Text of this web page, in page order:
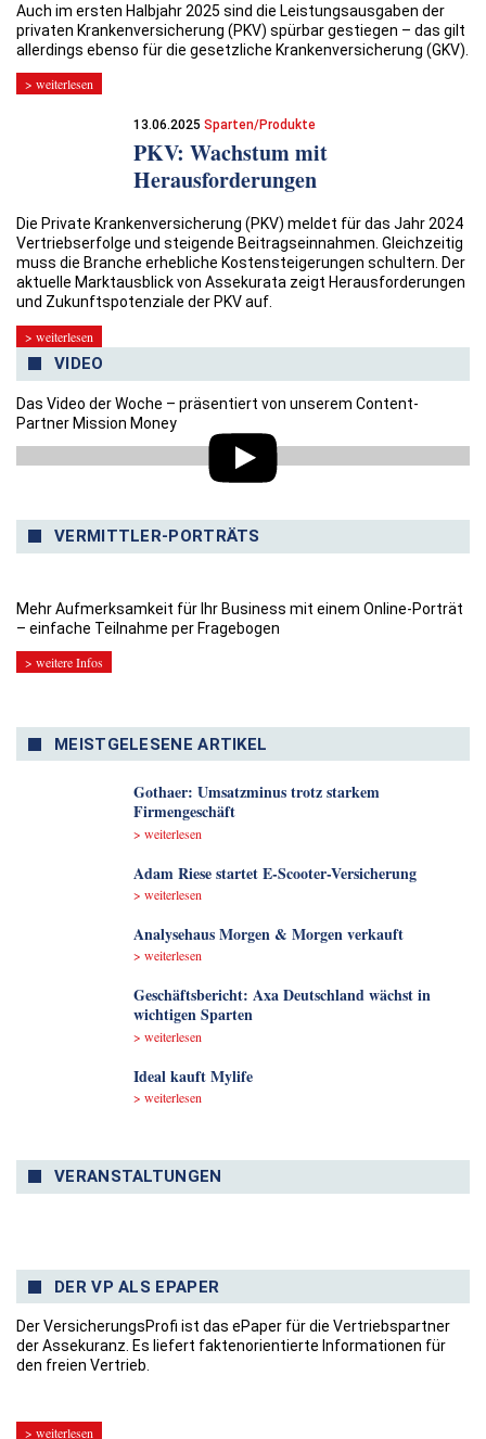
Auch im ersten Halbjahr 2025 sind die Leistungsausgaben der
privaten Krankenversicherung (PKV) spürbar gestiegen – das gilt
allerdings ebenso für die gesetzliche Krankenversicherung (GKV).
> weiterlesen
13.06.2025Sparten/Produkte
PKV: Wachstum mit
Herausforderungen
Die Private Krankenversicherung (PKV) meldet für das Jahr 2024
Vertriebserfolge und steigende Beitragseinnahmen. Gleichzeitig
muss die Branche erhebliche Kostensteigerungen schultern. Der
aktuelle Marktausblick von Assekurata zeigt Herausforderungen
und Zukunftspotenziale der PKV auf.
> weiterlesen
VIDEO
Das Video der Woche – präsentiert von unserem Content-
Partner Mission Money
VERMITTLER-PORTRÄTS
Mehr Aufmerksamkeit für Ihr Business mit einem Online-Porträt
– einfache Teilnahme per Fragebogen
> weitere Infos
MEISTGELESENE ARTIKEL
Gothaer: Umsatzminus trotz starkem
Firmengeschäft
> weiterlesen
Adam Riese startet E-Scooter-Versicherung
> weiterlesen
Analyse­haus Morgen & Morgen verkauft
> weiterlesen
Geschäftsbericht: Axa Deutschland wächst in
wichtigen Sparten
> weiterlesen
Ideal kauft Mylife
> weiterlesen
VERANSTALTUNGEN
DER VP ALS EPAPER
Der VersicherungsProfi ist das ePaper für die Vertriebspartner
der Assekuranz. Es liefert faktenorientierte Informationen für
den freien Vertrieb.
> weiterlesen